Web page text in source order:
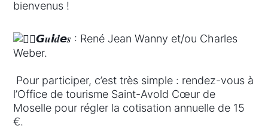
bienvenus !
𝙂𝒖𝙞𝒅𝙚𝒔 : René Jean Wanny et/ou Charles
Weber.
Pour participer, c’est très simple : rendez-vous à
l’Office de tourisme Saint-Avold Cœur de
Moselle pour régler la cotisation annuelle de 15
€.